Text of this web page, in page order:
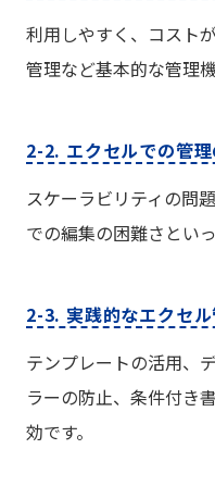
利用しやすく、コスト
管理など基本的な管理
2-2. エクセルでの管
スケーラビリティの問
での編集の困難さとい
2-3. 実践的なエクセ
テンプレートの活用、
ラーの防止、条件付き
効です。